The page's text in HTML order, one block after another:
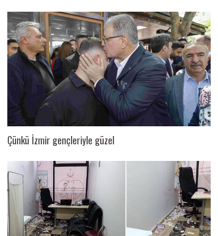
Çünkü İzmir gençleriyle güzel